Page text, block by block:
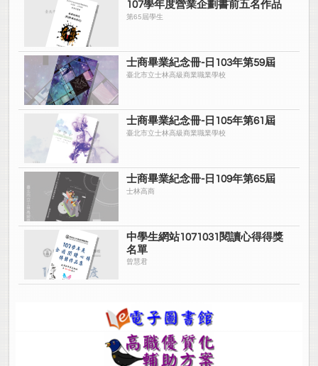
107學年度營業企劃書前五名作品
第65屆學生
士商畢業紀念冊-日103年第59屆
臺北市立士林高級商業職業學校
士商畢業紀念冊-日105年第61屆
臺北市立士林高級商業職業學校
士商畢業紀念冊-日109年第65屆
士林高商
中學生網站1071031閱讀心得得獎
名單
曾慧君